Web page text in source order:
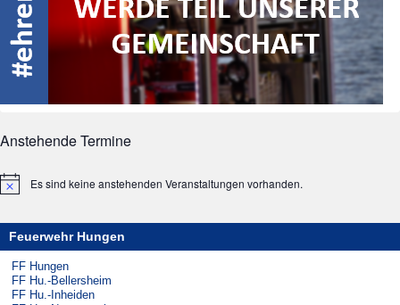
Anstehende Termine
HinweisEs sind keine anstehenden Veranstaltungen vorhanden.
Feuerwehr Hungen
FF Hungen
FF Hu.-Bellersheim
FF Hu.-Inheiden